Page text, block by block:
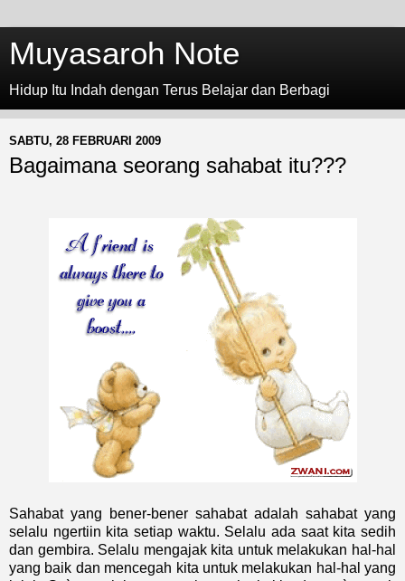
Muyasaroh Note
Hidup Itu Indah dengan Terus Belajar dan Berbagi
SABTU, 28 FEBRUARI 2009
Bagaimana seorang sahabat itu???
Sahabat yang bener-bener sahabat adalah sahabat yang
selalu ngertiin kita setiap waktu. Selalu ada saat kita sedih
dan gembira. Selalu mengajak kita untuk melakukan hal-hal
yang baik dan mencegah kita untuk melakukan hal-hal yang